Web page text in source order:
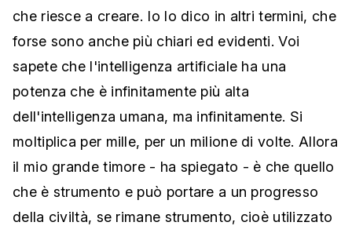
che riesce a creare. Io lo dico in altri termini, che
forse sono anche più chiari ed evidenti. Voi
sapete che l'intelligenza artificiale ha una
potenza che è infinitamente più alta
dell'intelligenza umana, ma infinitamente. Si
moltiplica per mille, per un milione di volte. Allora
il mio grande timore - ha spiegato - è che quello
che è strumento e può portare a un progresso
della civiltà, se rimane strumento, cioè utilizzato